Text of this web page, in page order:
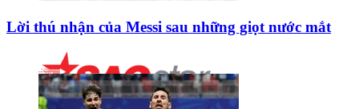
Lời thú nhận của Messi sau những giọt nước mắt